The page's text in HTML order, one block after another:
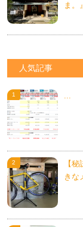
ま。
人気記事
...
【
きな